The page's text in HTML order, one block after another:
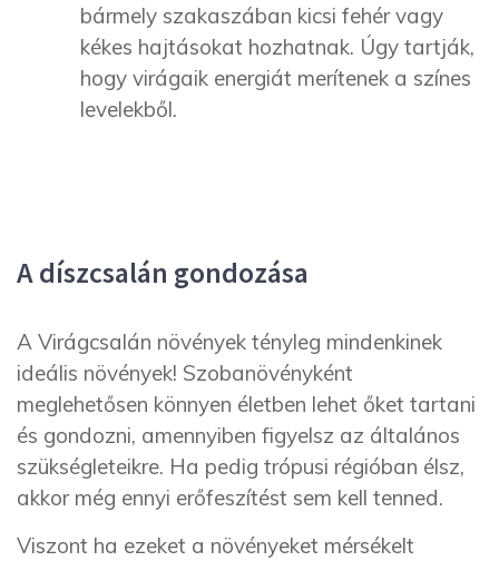
bármely szakaszában kicsi fehér vagy
kékes hajtásokat hozhatnak. Úgy tartják,
hogy virágaik energiát merítenek a színes
levelekből.
A díszcsalán gondozása
A Virágcsalán növények tényleg mindenkinek
ideális növények! Szobanövényként
meglehetősen könnyen életben lehet őket tartani
és gondozni, amennyiben figyelsz az általános
szükségleteikre. Ha pedig trópusi régióban élsz,
akkor még ennyi erőfeszítést sem kell tenned.
Viszont ha ezeket a növényeket mérsékelt